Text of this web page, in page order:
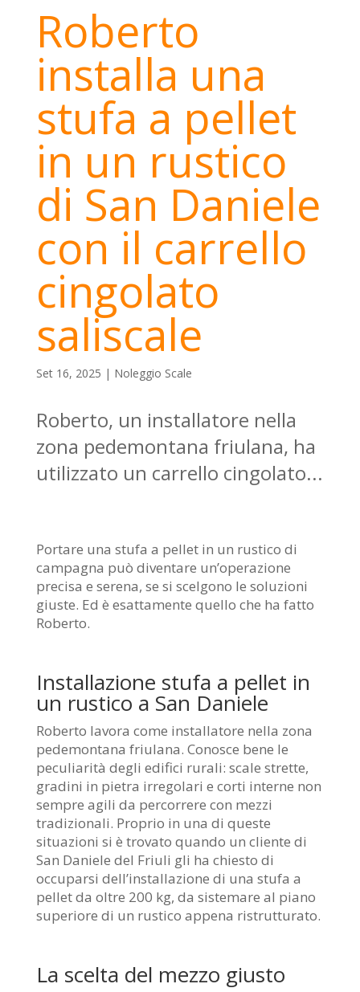
Roberto
installa una
stufa a pellet
in un rustico
di San Daniele
con il carrello
cingolato
saliscale
Set 16, 2025 | Noleggio Scale
Roberto, un installatore nella
zona pedemontana friulana, ha
utilizzato un carrello cingolato...
Portare una stufa a pellet in un rustico di
campagna può diventare un’operazione
precisa e serena, se si scelgono le soluzioni
giuste. Ed è esattamente quello che ha fatto
Roberto.
Installazione stufa a pellet in
un rustico a San Daniele
Roberto lavora come installatore nella zona
pedemontana friulana. Conosce bene le
peculiarità degli edifici rurali: scale strette,
gradini in pietra irregolari e corti interne non
sempre agili da percorrere con mezzi
tradizionali. Proprio in una di queste
situazioni si è trovato quando un cliente di
San Daniele del Friuli gli ha chiesto di
occuparsi dell’installazione di una stufa a
pellet da oltre 200 kg, da sistemare al piano
superiore di un rustico appena ristrutturato.
La scelta del mezzo giusto